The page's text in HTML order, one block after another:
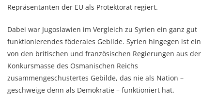
Repräsentanten der EU als Protektorat regiert.
Dabei war Jugoslawien im Vergleich zu Syrien ein ganz gut
funktionierendes föderales Gebilde. Syrien hingegen ist ein
von den britischen und französischen Regierungen aus der
Konkursmasse des Osmanischen Reichs
zusammengeschustertes Gebilde, das nie als Nation –
geschweige denn als Demokratie – funktioniert hat.